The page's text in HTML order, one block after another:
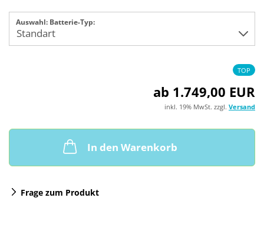
Auswahl: Batterie-Typ:
TOP
ab 1.749,00 EUR
inkl. 19% MwSt. zzgl. Versand
In den Warenkorb
Frage zum Produkt